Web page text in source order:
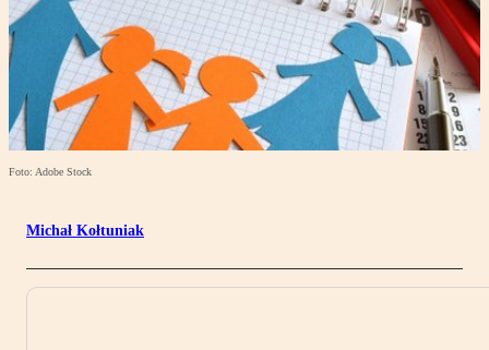
Foto: Adobe Stock
Michał Kołtuniak